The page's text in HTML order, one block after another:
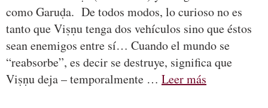
como Garuḍa. De todos modos, lo curioso no es
tanto que Viṣṇu tenga dos vehículos sino que éstos
sean enemigos entre sí… Cuando el mundo se
“reabsorbe”, es decir se destruye, significa que
Viṣṇu deja – temporalmente … Leer más